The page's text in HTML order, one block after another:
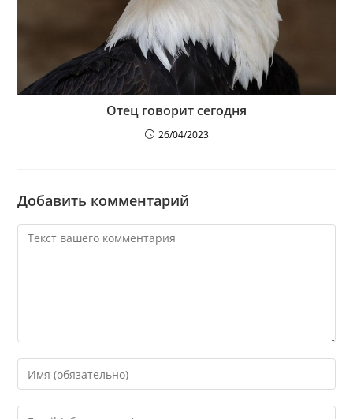
Отец говорит сегодня
26/04/2023
Добавить комментарий